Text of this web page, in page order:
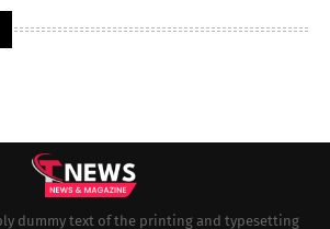
dummy text of the printing and typesetting